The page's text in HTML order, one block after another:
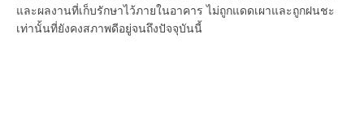
และผลงานที่เก็บรักษาไว้ภายในอาคาร ไม่ถูกแดดเผาและถูกฝนชะ
เท่านั้นที่ยังคงสภาพดีอยู่จนถึงปัจจุบันนี้